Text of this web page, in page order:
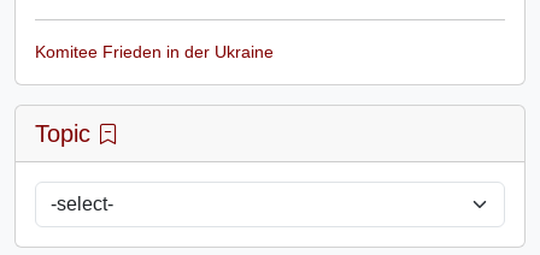
Komitee Frieden in der Ukraine
Topic